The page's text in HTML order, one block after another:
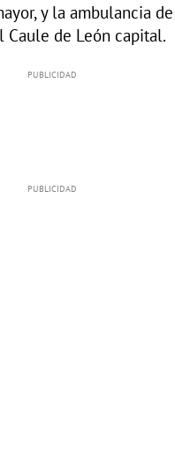
y la ambulancia
Caule de León capital.